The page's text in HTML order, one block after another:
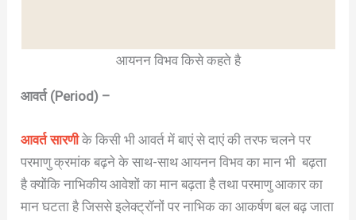
आयनन विभव किसे कहते है
आवर्त (Period) –
आवर्त सारणीके किसी भी आवर्त में बाएं से दाएं की तरफ चलने पर
परमाणु क्रमांक बढ़ने के साथ-साथ आयनन विभव का मान भी बढ़ता
है क्योंकि नाभिकीय आवेशों का मान बढ़ता है तथा परमाणु आकार का
मान घटता है जिससे इलेक्ट्रॉनों पर नाभिक का आकर्षण बल बढ़ जाता